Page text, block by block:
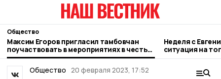
Общество
Максим Егоров пригласил тамбовчан
поучаствовать в мероприятиях в честь
400-летия Моршанска
Неделя с
ситуация на
городе и
Общество 20 февраля 2023, 17:52